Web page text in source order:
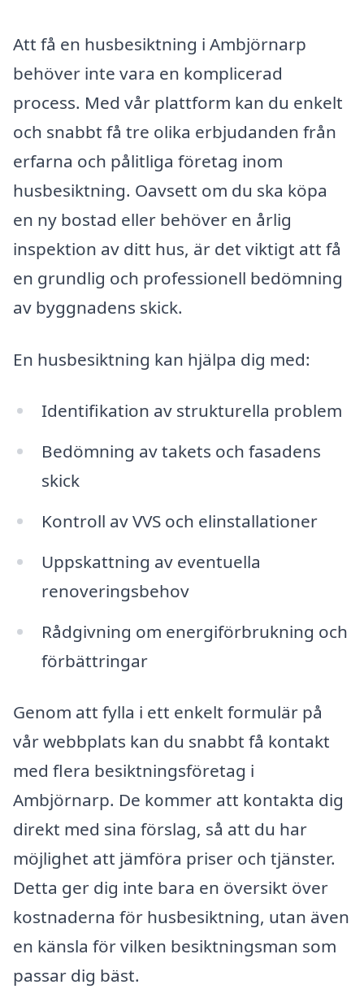
Att få en husbesiktning i Ambjörnarp
behöver inte vara en komplicerad
process. Med vår plattform kan du enkelt
och snabbt få tre olika erbjudanden från
erfarna och pålitliga företag inom
husbesiktning. Oavsett om du ska köpa
en ny bostad eller behöver en årlig
inspektion av ditt hus, är det viktigt att få
en grundlig och professionell bedömning
av byggnadens skick.
En husbesiktning kan hjälpa dig med:
Identifikation av strukturella problem
Bedömning av takets och fasadens
skick
Kontroll av VVS och elinstallationer
Uppskattning av eventuella
renoveringsbehov
Rådgivning om energiförbrukning och
förbättringar
Genom att fylla i ett enkelt formulär på
vår webbplats kan du snabbt få kontakt
med flera besiktningsföretag i
Ambjörnarp. De kommer att kontakta dig
direkt med sina förslag, så att du har
möjlighet att jämföra priser och tjänster.
Detta ger dig inte bara en översikt över
kostnaderna för husbesiktning, utan även
en känsla för vilken besiktningsman som
passar dig bäst.